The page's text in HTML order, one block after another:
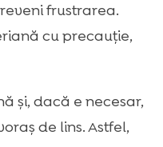
frustrarea.
cu precauție,
și, dacă e necesar,
de lins. Astfel,